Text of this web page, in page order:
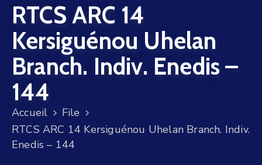
VIE
LOCALE
VIE
SOCIALE
TERRE
ET
MER
VOS
RTCS ARC 14
Kersiguénou Uhelan
Branch. Indiv. Enedis –
144
Accueil
File
RTCS ARC 14 Kersiguénou Uhelan Branch. Indiv.
Enedis – 144